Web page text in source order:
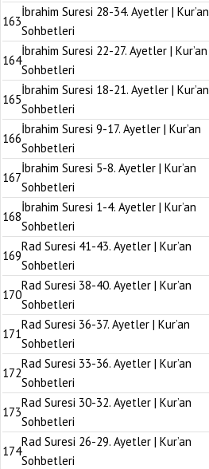
163
İbrahim Suresi 28-34. Ayetler | Kur’an
Sohbetleri
164
İbrahim Suresi 22-27. Ayetler | Kur’an
Sohbetleri
165
İbrahim Suresi 18-21. Ayetler | Kur’an
Sohbetleri
166
İbrahim Suresi 9-17. Ayetler | Kur’an
Sohbetleri
167
İbrahim Suresi 5-8. Ayetler | Kur’an
Sohbetleri
168
İbrahim Suresi 1-4. Ayetler | Kur’an
Sohbetleri
169
Rad Suresi 41-43. Ayetler | Kur’an
Sohbetleri
170
Rad Suresi 38-40. Ayetler | Kur’an
Sohbetleri
171
Rad Suresi 36-37. Ayetler | Kur’an
Sohbetleri
172
Rad Suresi 33-36. Ayetler | Kur’an
Sohbetleri
173
Rad Suresi 30-32. Ayetler | Kur’an
Sohbetleri
174
Rad Suresi 26-29. Ayetler | Kur’an
Sohbetleri